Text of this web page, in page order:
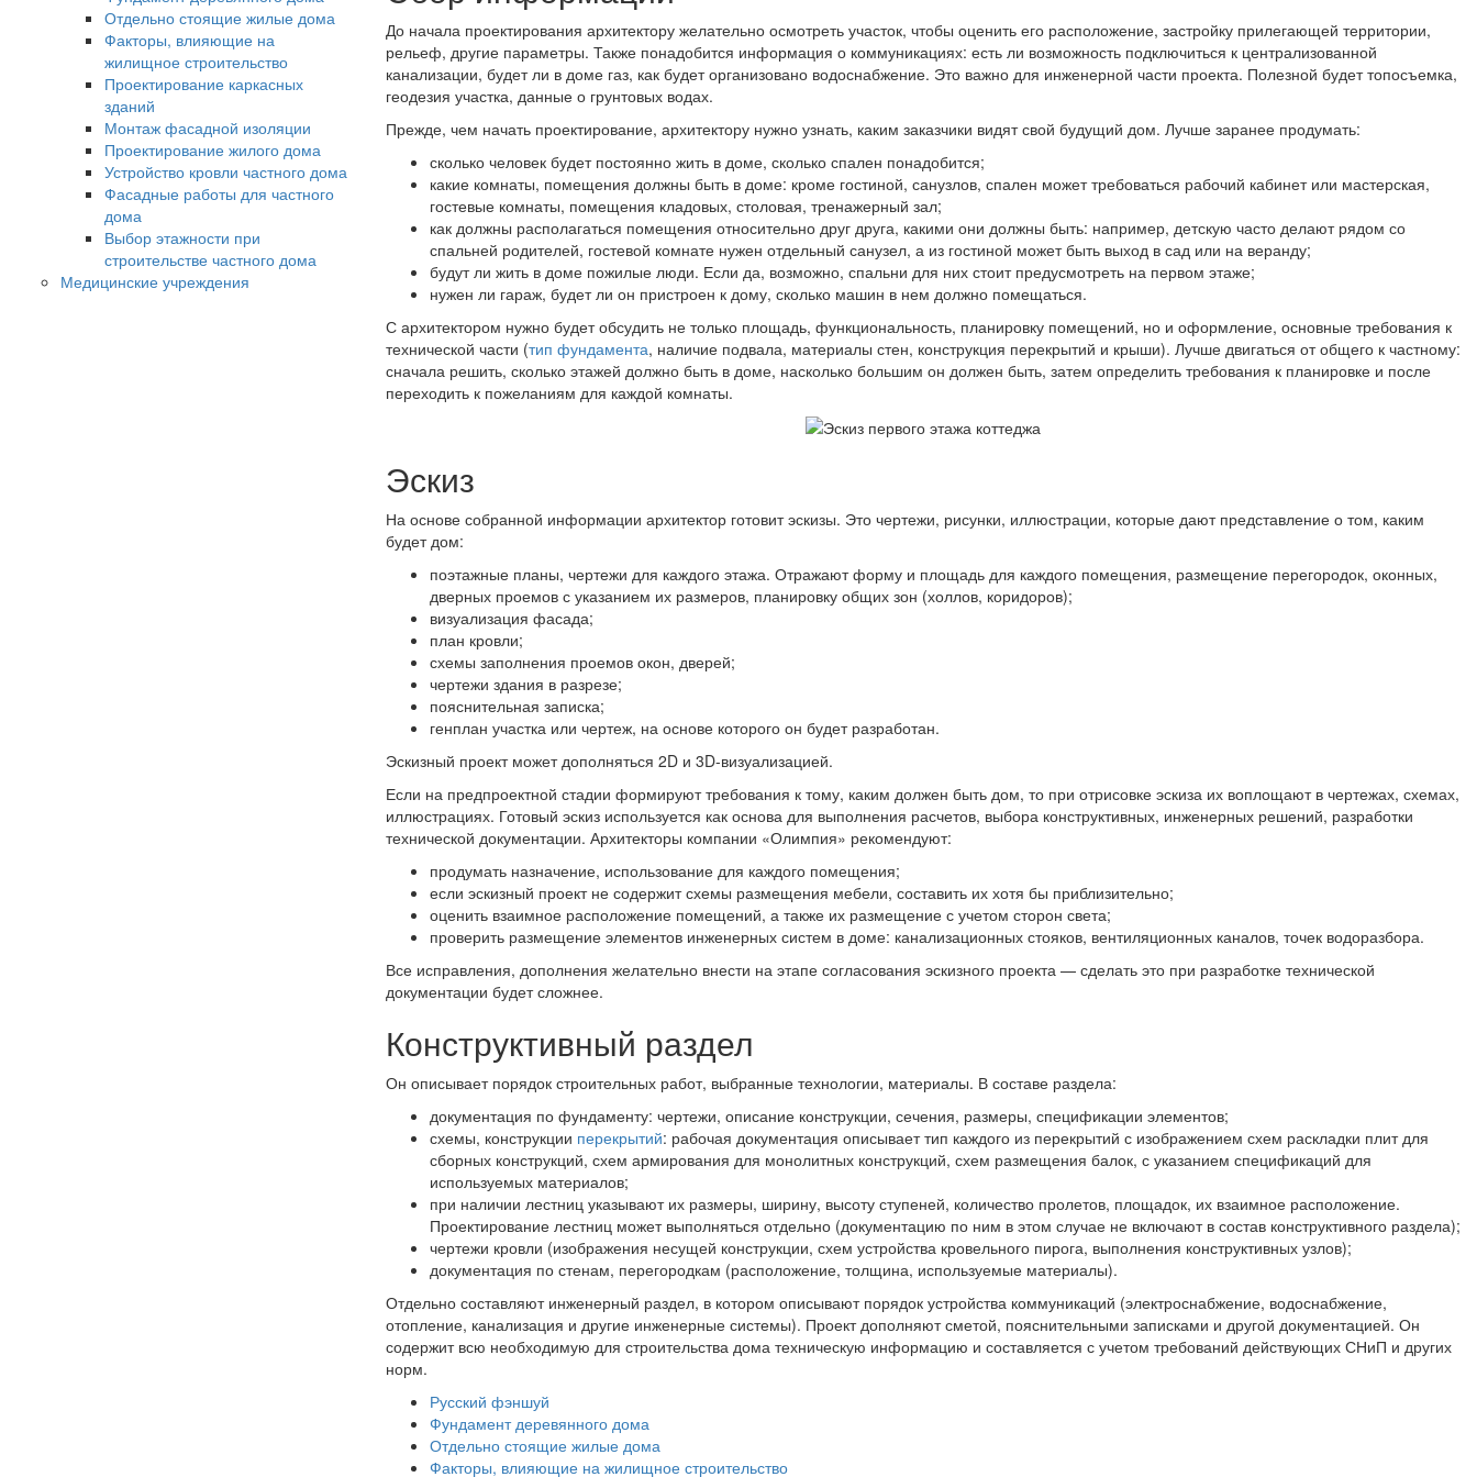
Отдельно стоящие жилые дома
Факторы, влияющие на
жилищное строительство
Проектирование каркасных
зданий
Монтаж фасадной изоляции
Проектирование жилого дома
Устройство кровли частного дома
Фасадные работы для частного
дома
Выбор этажности при
строительстве частного дома
Медицинские учреждения
До начала проектирования архитектору желательно осмотреть участок, чтобы оценить его расположение, застройку прилегающей территории,
рельеф, другие параметры. Также понадобится информация о коммуникациях: есть ли возможность подключиться к централизованной
канализации, будет ли в доме газ, как будет организовано водоснабжение. Это важно для инженерной части проекта. Полезной будет топосъемка,
геодезия участка, данные о грунтовых водах.
Прежде, чем начать проектирование, архитектору нужно узнать, каким заказчики видят свой будущий дом. Лучше заранее продумать:
сколько человек будет постоянно жить в доме, сколько спален понадобится;
какие комнаты, помещения должны быть в доме: кроме гостиной, санузлов, спален может требоваться рабочий кабинет или мастерская,
гостевые комнаты, помещения кладовых, столовая, тренажерный зал;
как должны располагаться помещения относительно друг друга, какими они должны быть: например, детскую часто делают рядом со
спальней родителей, гостевой комнате нужен отдельный санузел, а из гостиной может быть выход в сад или на веранду;
будут ли жить в доме пожилые люди. Если да, возможно, спальни для них стоит предусмотреть на первом этаже;
нужен ли гараж, будет ли он пристроен к дому, сколько машин в нем должно помещаться.
С архитектором нужно будет обсудить не только площадь, функциональность, планировку помещений, но и оформление, основные требования к
технической части (тип фундамента, наличие подвала, материалы стен, конструкция перекрытий и крыши). Лучше двигаться от общего к частному:
сначала решить, сколько этажей должно быть в доме, насколько большим он должен быть, затем определить требования к планировке и после
переходить к пожеланиям для каждой комнаты.
Эскиз
На основе собранной информации архитектор готовит эскизы. Это чертежи, рисунки, иллюстрации, которые дают представление о том, каким
будет дом:
поэтажные планы, чертежи для каждого этажа. Отражают форму и площадь для каждого помещения, размещение перегородок, оконных,
дверных проемов с указанием их размеров, планировку общих зон (холлов, коридоров);
визуализация фасада;
план кровли;
схемы заполнения проемов окон, дверей;
чертежи здания в разрезе;
пояснительная записка;
генплан участка или чертеж, на основе которого он будет разработан.
Эскизный проект может дополняться 2D и 3D-визуализацией.
Если на предпроектной стадии формируют требования к тому, каким должен быть дом, то при отрисовке эскиза их воплощают в чертежах, схемах,
иллюстрациях. Готовый эскиз используется как основа для выполнения расчетов, выбора конструктивных, инженерных решений, разработки
технической документации. Архитекторы компании «Олимпия» рекомендуют:
продумать назначение, использование для каждого помещения;
если эскизный проект не содержит схемы размещения мебели, составить их хотя бы приблизительно;
оценить взаимное расположение помещений, а также их размещение с учетом сторон света;
проверить размещение элементов инженерных систем в доме: канализационных стояков, вентиляционных каналов, точек водоразбора.
Все исправления, дополнения желательно внести на этапе согласования эскизного проекта — сделать это при разработке технической
документации будет сложнее.
Конструктивный раздел
Он описывает порядок строительных работ, выбранные технологии, материалы. В составе раздела:
документация по фундаменту: чертежи, описание конструкции, сечения, размеры, спецификации элементов;
схемы, конструкции перекрытий: рабочая документация описывает тип каждого из перекрытий с изображением схем раскладки плит для
сборных конструкций, схем армирования для монолитных конструкций, схем размещения балок, с указанием спецификаций для
используемых материалов;
при наличии лестниц указывают их размеры, ширину, высоту ступеней, количество пролетов, площадок, их взаимное расположение.
Проектирование лестниц может выполняться отдельно (документацию по ним в этом случае не включают в состав конструктивного раздела);
чертежи кровли (изображения несущей конструкции, схем устройства кровельного пирога, выполнения конструктивных узлов);
документация по стенам, перегородкам (расположение, толщина, используемые материалы).
Отдельно составляют инженерный раздел, в котором описывают порядок устройства коммуникаций (электроснабжение, водоснабжение,
отопление, канализация и другие инженерные системы). Проект дополняют сметой, пояснительными записками и другой документацией. Он
содержит всю необходимую для строительства дома техническую информацию и составляется с учетом требований действующих СНиП и других
норм.
Русский фэншуй
Фундамент деревянного дома
Отдельно стоящие жилые дома
Факторы, влияющие на жилищное строительство